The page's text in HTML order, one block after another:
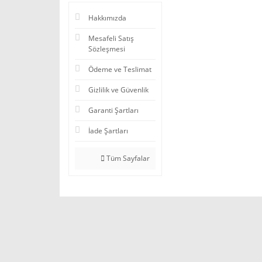
Hakkımızda
Mesafeli Satış
Sözleşmesi
Ödeme ve Teslimat
Gizlilik ve Güvenlik
Garanti Şartları
İade Şartları
Tüm Sayfalar